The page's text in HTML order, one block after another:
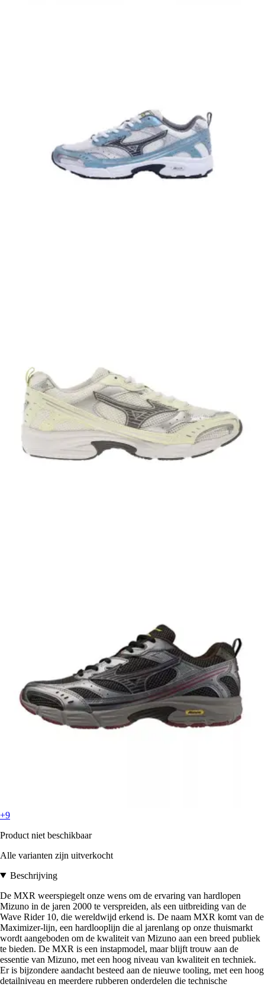
+9
Product niet beschikbaar
Alle varianten zijn uitverkocht
Beschrijving
De MXR weerspiegelt onze wens om de ervaring van hardlopen
Mizuno in de jaren 2000 te verspreiden, als een uitbreiding van de
Wave Rider 10, die wereldwijd erkend is. De naam MXR komt van de
Maximizer-lijn, een hardlooplijn die al jarenlang op onze thuismarkt
wordt aangeboden om de kwaliteit van Mizuno aan een breed publiek
te bieden. De MXR is een instapmodel, maar blijft trouw aan de
essentie van Mizuno, met een hoog niveau van kwaliteit en techniek.
Er is bijzondere aandacht besteed aan de nieuwe tooling, met een hoog
detailniveau en meerdere rubberen onderdelen die technische